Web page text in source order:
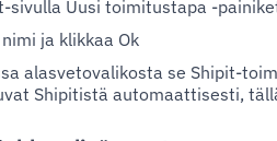
sivulla Uusi toimitustapa -
ja klikkaa Ok
alasvetovalikosta se Shipit-
Shipitistä automaattisesti,